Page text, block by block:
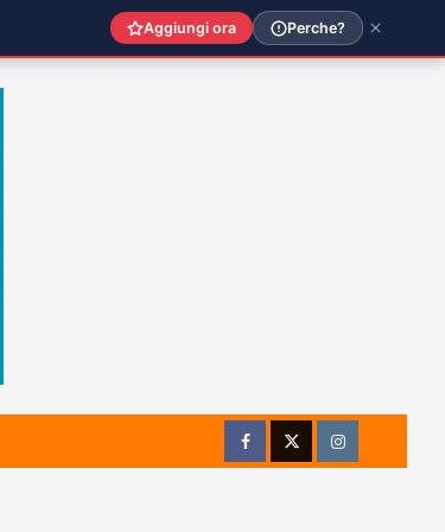
FacebookTwitterInstagram
Aggiungi ora Perche?